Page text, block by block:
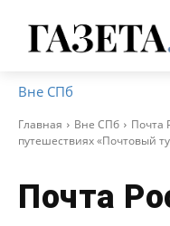
Вне СПб
Главная Вне СПб
Почта
путешествиях «Почтовый
Почта